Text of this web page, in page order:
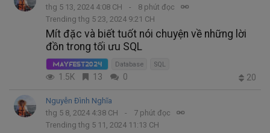
thg 5 13, 2024 4:08 CH
8 phút đọc
Trending thg 5 23, 2024 9:21 CH
Mít đặc và biết tuốt nói chuyện về những lời
đồn trong tối ưu SQL
MayFest2024 Database SQL
1.5K 13 0 20
Nguyễn Đình Nghĩa
thg 5 8, 2024 4:38 CH
7 phút đọc
Trending thg 5 11, 2024 11:13 CH